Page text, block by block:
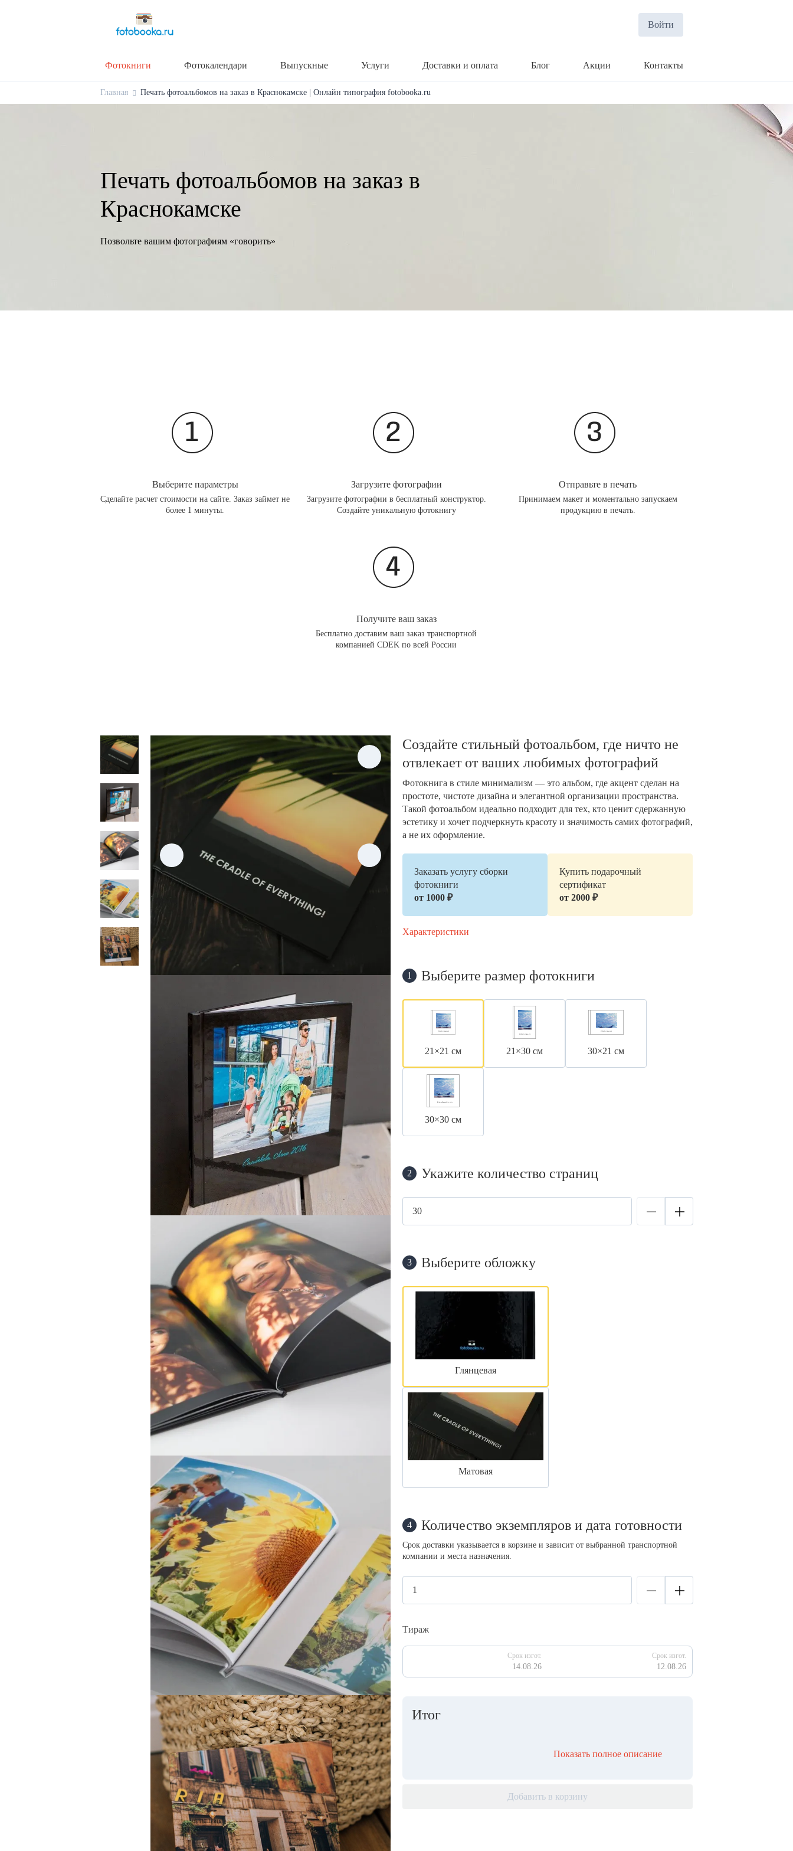
Войти
Фотокниги Фотокалендари Выпускные Услуги Доставки и оплата Блог Акции Контакты
Главная Печать фотоальбомов на заказ в Краснокамске | Онлайн типография fotobooka.ru
Печать фотоальбомов на заказ в
Краснокамске
Позвольте вашим фотографиям «говорить»
Выберите параметры
Сделайте расчет стоимости на сайте. Заказ займет не
более 1 минуты.
Загрузите фотографии
Загрузите фотографии в бесплатный конструктор.
Создайте уникальную фотокнигу
Отправьте в печать
Принимаем макет и моментально запускаем
продукцию в печать.
Получите ваш заказ
Бесплатно доставим ваш заказ транспортной
компанией CDEK по всей России
Создайте стильный фотоальбом, где ничто не
отвлекает от ваших любимых фотографий
Фотокнига в стиле минимализм — это альбом, где акцент сделан на
простоте, чистоте дизайна и элегантной организации пространства.
Такой фотоальбом идеально подходит для тех, кто ценит сдержанную
эстетику и хочет подчеркнуть красоту и значимость самих фотографий,
а не их оформление.
Заказать услугу сборки
фотокниги
от 1000 ₽
Купить подарочный
сертификат
от 2000 ₽
Характеристики
1 Выберите размер фотокниги
21×21 см 21×30 см 30×21 см
30×30 см
2 Укажите количество страниц
3 Выберите обложку
Глянцевая
Матовая
4 Количество экземпляров и дата готовности
Срок доставки указывается в корзине и зависит от выбранной транспортной
компании и места назначения.
Тираж
Срок изгот.
14.08.26
Срок изгот.
12.08.26
Итог
Показать полное описание
Добавить в корзину